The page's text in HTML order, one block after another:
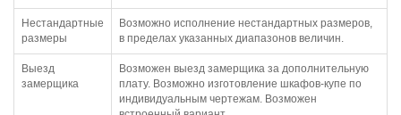
Нестандартные
размеры
Возможно исполнение нестандартных размеров,
в пределах указанных диапазонов величин.
Выезд
замерщика
Возможен выезд замерщика за дополнительную
плату. Возможно изготовление шкафов-купе по
индивидуальным чертежам. Возможен